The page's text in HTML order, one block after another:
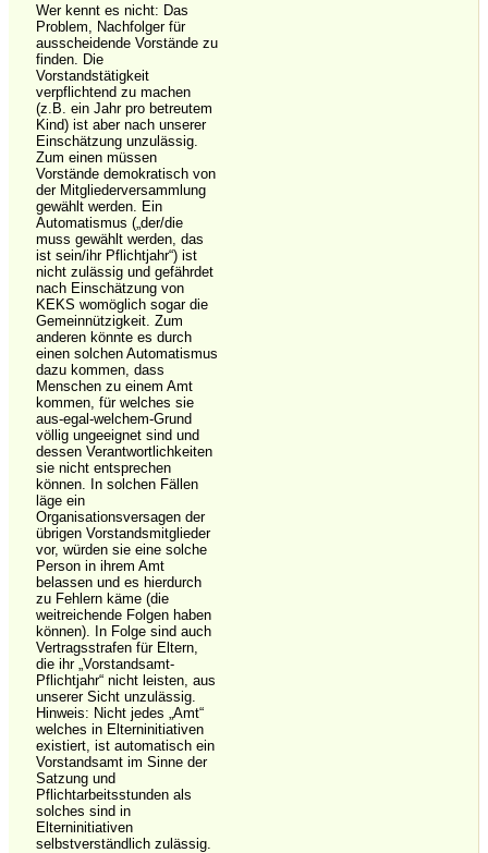
Wer kennt es nicht: Das
Problem, Nachfolger für
ausscheidende Vorstände zu
finden. Die
Vorstandstätigkeit
verpflichtend zu machen
(z.B. ein Jahr pro betreutem
Kind) ist aber nach unserer
Einschätzung unzulässig.
Zum einen müssen
Vorstände demokratisch von
der Mitgliederversammlung
gewählt werden. Ein
Automatismus („der/die
muss gewählt werden, das
ist sein/ihr Pflichtjahr“) ist
nicht zulässig und gefährdet
nach Einschätzung von
KEKS womöglich sogar die
Gemeinnützigkeit. Zum
anderen könnte es durch
einen solchen Automatismus
dazu kommen, dass
Menschen zu einem Amt
kommen, für welches sie
aus-egal-welchem-Grund
völlig ungeeignet sind und
dessen Verantwortlichkeiten
sie nicht entsprechen
können. In solchen Fällen
läge ein
Organisationsversagen der
übrigen Vorstandsmitglieder
vor, würden sie eine solche
Person in ihrem Amt
belassen und es hierdurch
zu Fehlern käme (die
weitreichende Folgen haben
können). In Folge sind auch
Vertragsstrafen für Eltern,
die ihr „Vorstandsamt-
Pflichtjahr“ nicht leisten, aus
unserer Sicht unzulässig.
Hinweis: Nicht jedes „Amt“
welches in Elterninitiativen
existiert, ist automatisch ein
Vorstandsamt im Sinne der
Satzung und
Pflichtarbeitsstunden als
solches sind in
Elterninitiativen
selbstverständlich zulässig.